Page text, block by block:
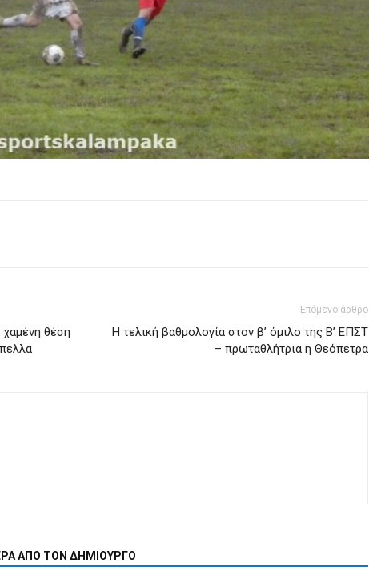
θέση
Επόμενο άρθρο
Η τελική βαθμολογία στον β’ όμιλο της Β’ ΕΠΣΤ
– πρωταθλήτρια η Θεόπετρα
ΑΠΟ ΤΟΝ ΔΗΜΙΟΥΡΓΟ